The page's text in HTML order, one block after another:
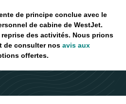
de principe conclue avec le
de cabine de WestJet.
des activités. Nous prions
de consulter nos avis aux
offertes.